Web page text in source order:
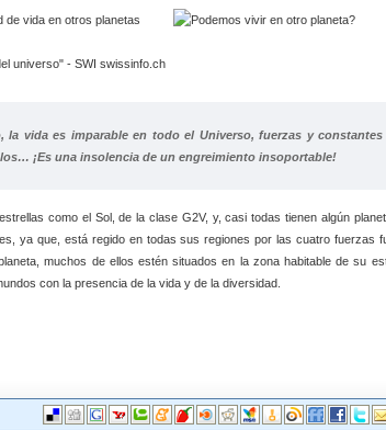
la vida es imparable en todo el Universo, fuerzas y
¡Es una insolencia de un engreimiento insoportable!
como el Sol, de la clase G2V, y, casi todas tienen algún
ya que, está regido en todas sus regiones por las cuatro fuerzas
muchos de ellos estén situados en la zona habitable de su
con la presencia de la vida y de la diversidad.